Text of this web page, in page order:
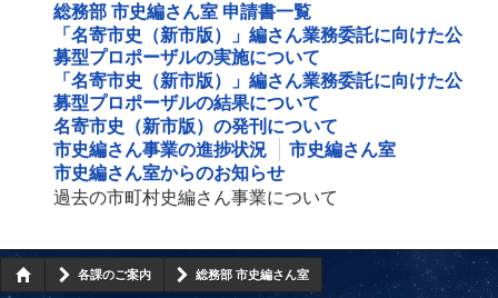
総務部 市史編さん室 申請書一覧
「名寄市史（新市版）」編さん業務委託に向けた公
募型プロポーザルの実施について
「名寄市史（新市版）」編さん業務委託に向けた公
募型プロポーザルの結果について
名寄市史（新市版）の発刊について
市史編さん事業の進捗状況
市史編さん室
市史編さん室からのお知らせ
過去の市町村史編さん事業について
各課のご案内 総務部 市史編さん室